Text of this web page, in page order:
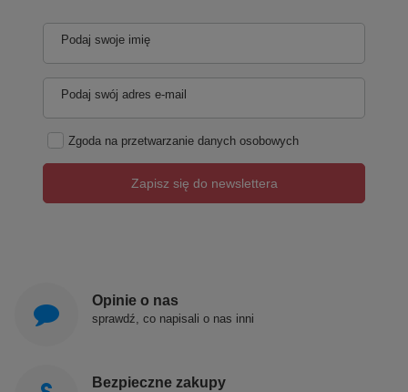
Podaj swoje imię
Podaj swój adres e-mail
Zgoda na przetwarzanie danych osobowych
Zapisz się do newslettera
Opinie o nas
sprawdź, co napisali o nas inni
Bezpieczne zakupy